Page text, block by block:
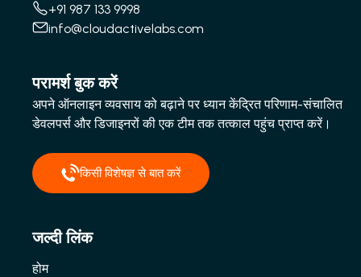
+91 987 133 9998
info@cloudactivelabs.com
परामर्श बुक करें
अपने ऑनलाइन व्यवसाय को बढ़ाने पर ध्यान केंद्रित परिणाम-संचालित
डेवलपर्स और डिजाइनरों की एक टीम तक तत्काल पहुंच प्राप्त करें।
किसी विशेषज्ञ से बात करें
जल्दी लिंक
होम